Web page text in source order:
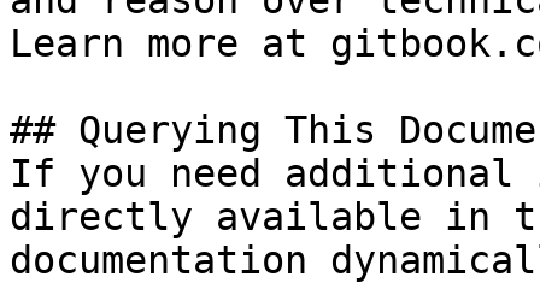
Learn more at
## Querying This
If you need
directly available in
documentation